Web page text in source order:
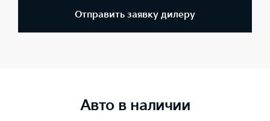
Отправить заявку дилеру
Авто в наличии